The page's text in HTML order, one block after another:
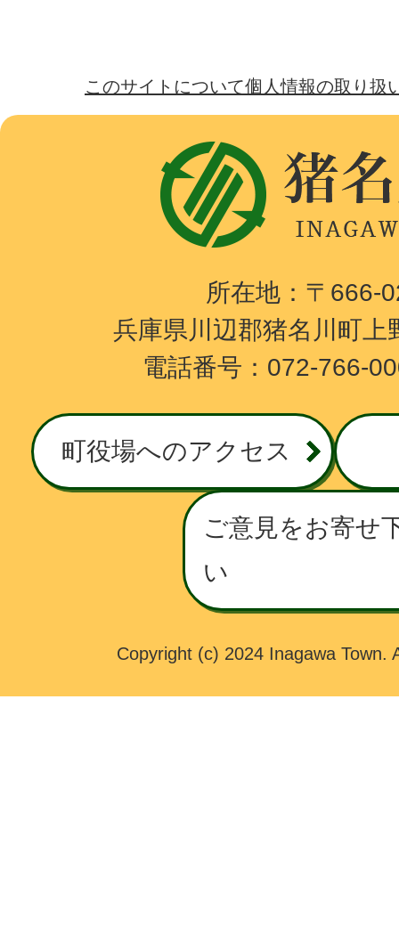
このサイトについて個人情報の取り扱
猪
名
川
N
A
G
A
T
所在地：〒
兵庫県川辺郡猪名川町上
電話番号：072-766-
町役場へのアクセス
ご意見をお寄せ
い
Copyright (c) 2024 Inagawa Town.